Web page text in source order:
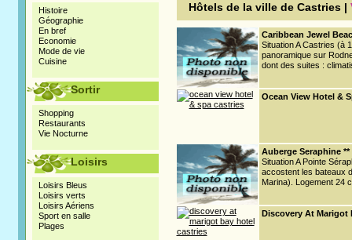
Hôtels de la ville de Castries |
Caribbean Jewel
Situation A Castries (à
panoramique sur
dont des suites :
Ocean View Hotel &
Auberge Seraphine **
Situation A Pointe
accostent les bateaux
Marina). Logement 24
Discovery At Marigot
Histoire
Géographie
En bref
Economie
Mode de vie
Cuisine
Sortir
Shopping
Restaurants
Vie Nocturne
Loisirs
Loisirs Bleus
Loisirs verts
Loisirs Aériens
Sport en salle
Plages